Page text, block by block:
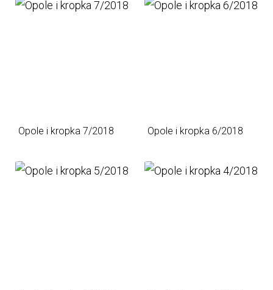
Opole i kropka 7/2018 Opole i kropka 6/2018